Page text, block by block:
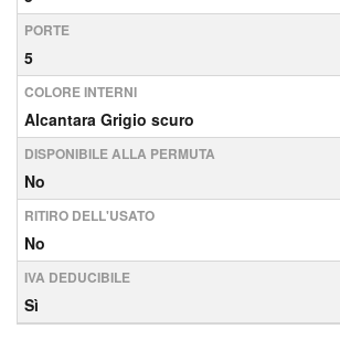
PORTE
5
COLORE INTERNI
Alcantara Grigio scuro
DISPONIBILE ALLA PERMUTA
No
RITIRO DELL'USATO
No
IVA DEDUCIBILE
Sì